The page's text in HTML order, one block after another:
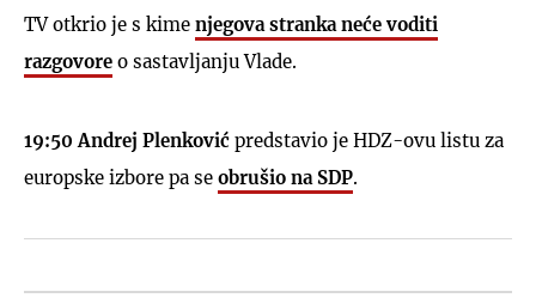
TV otkrio je s kime njegova stranka neće voditi
razgovore o sastavljanju Vlade.
19:50 Andrej Plenković predstavio je HDZ-ovu listu za
europske izbore pa se obrušio na SDP.